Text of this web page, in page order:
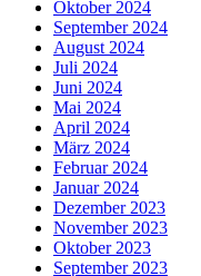
Oktober 2024
September 2024
August 2024
Juli 2024
Juni 2024
Mai 2024
April 2024
März 2024
Februar 2024
Januar 2024
Dezember 2023
November 2023
Oktober 2023
September 2023